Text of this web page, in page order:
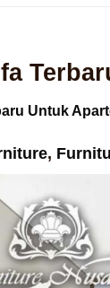
Untuk
,